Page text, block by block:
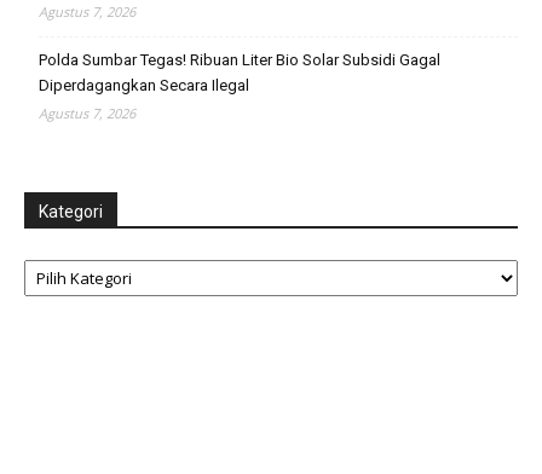
Agustus 7, 2026
Polda Sumbar Tegas! Ribuan Liter Bio Solar Subsidi Gagal
Diperdagangkan Secara Ilegal
Agustus 7, 2026
Kategori
Kategori